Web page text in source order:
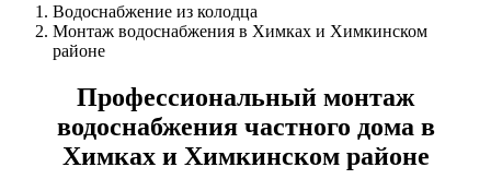
Водоснабжение из колодца
Монтаж водоснабжения в Химках и Химкинском
районе
Профессиональный монтаж
водоснабжения частного дома в
Химках и Химкинском районе